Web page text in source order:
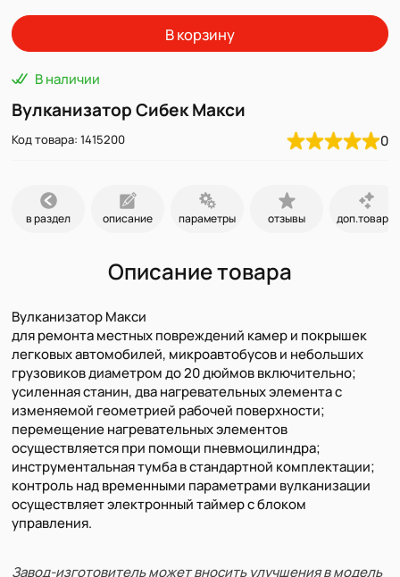
В корзину
В наличии
Вулканизатор Сибек Макси
Код товара: 1415200 0
в раздел описание параметры отзывы доп.товары
Описание товара
Вулканизатор Макси
для ремонта местных повреждений камер и покрышек
легковых автомобилей, микроавтобусов и небольших
грузовиков диаметром до 20 дюймов включительно;
усиленная станин, два нагревательных элемента с
изменяемой геометрией рабочей поверхности;
перемещение нагревательных элементов
осуществляется при помощи пневмоцилиндра;
инструментальная тумба в стандартной комплектации;
контроль над временными параметрами вулканизации
осуществляет электронный таймер с блоком
управления.
Завод-изготовитель может вносить улучшения в модель